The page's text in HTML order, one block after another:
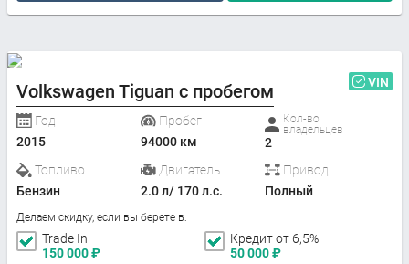
Volkswagen Tiguan с пробегом VIN
Год
2015
Пробег
94000 км
Кол-во
владельцев
2
Топливо
Бензин
Двигатель
2.0 л/ 170 л.с.
Привод
Полный
Делаем скидку, если вы берете в:
Trade In
150 000₽
Кредит от 6,5%
50 000₽